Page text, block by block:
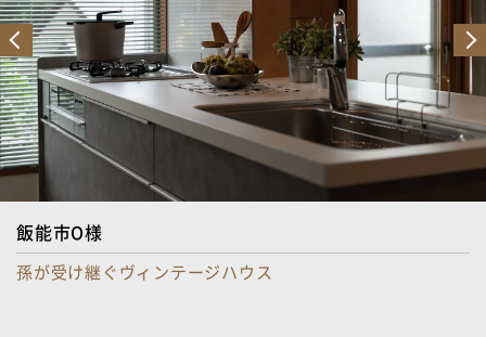
狭山市S様
使っていなかった2階が、家族の“もうひとつの居場所”に。